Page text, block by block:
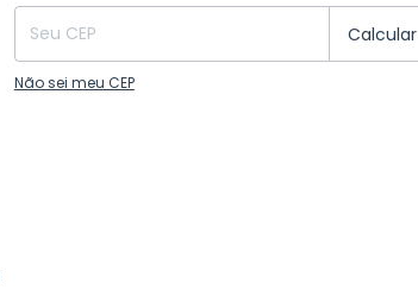
Calcular
Não sei meu CEP